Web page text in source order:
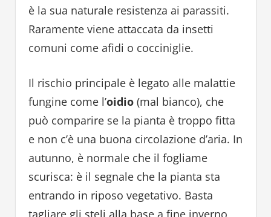
è la sua naturale resistenza ai parassiti.
Raramente viene attaccata da insetti
comuni come afidi o cocciniglie.
Il rischio principale è legato alle malattie
fungine come l’oidio(mal bianco), che
può comparire se la pianta è troppo fitta
e non c’è una buona circolazione d’aria. In
autunno, è normale che il fogliame
scurisca: è il segnale che la pianta sta
entrando in riposo vegetativo. Basta
tagliare gli steli alla base a fine inverno